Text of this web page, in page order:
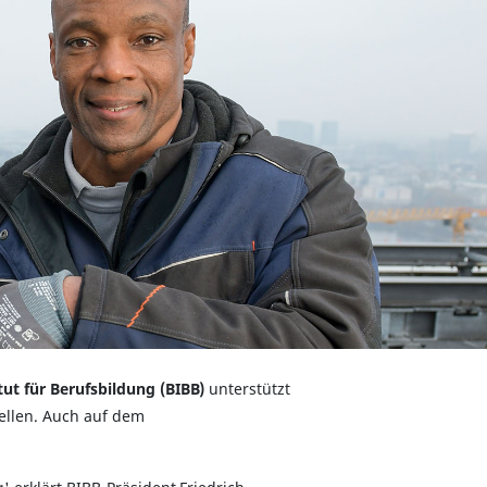
für Berufsbildung (BIBB) unterstützt
Auch auf dem